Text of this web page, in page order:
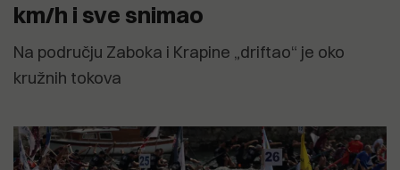
km/h i sve snimao
Na području Zaboka i Krapine „driftao“ je oko
kružnih tokova